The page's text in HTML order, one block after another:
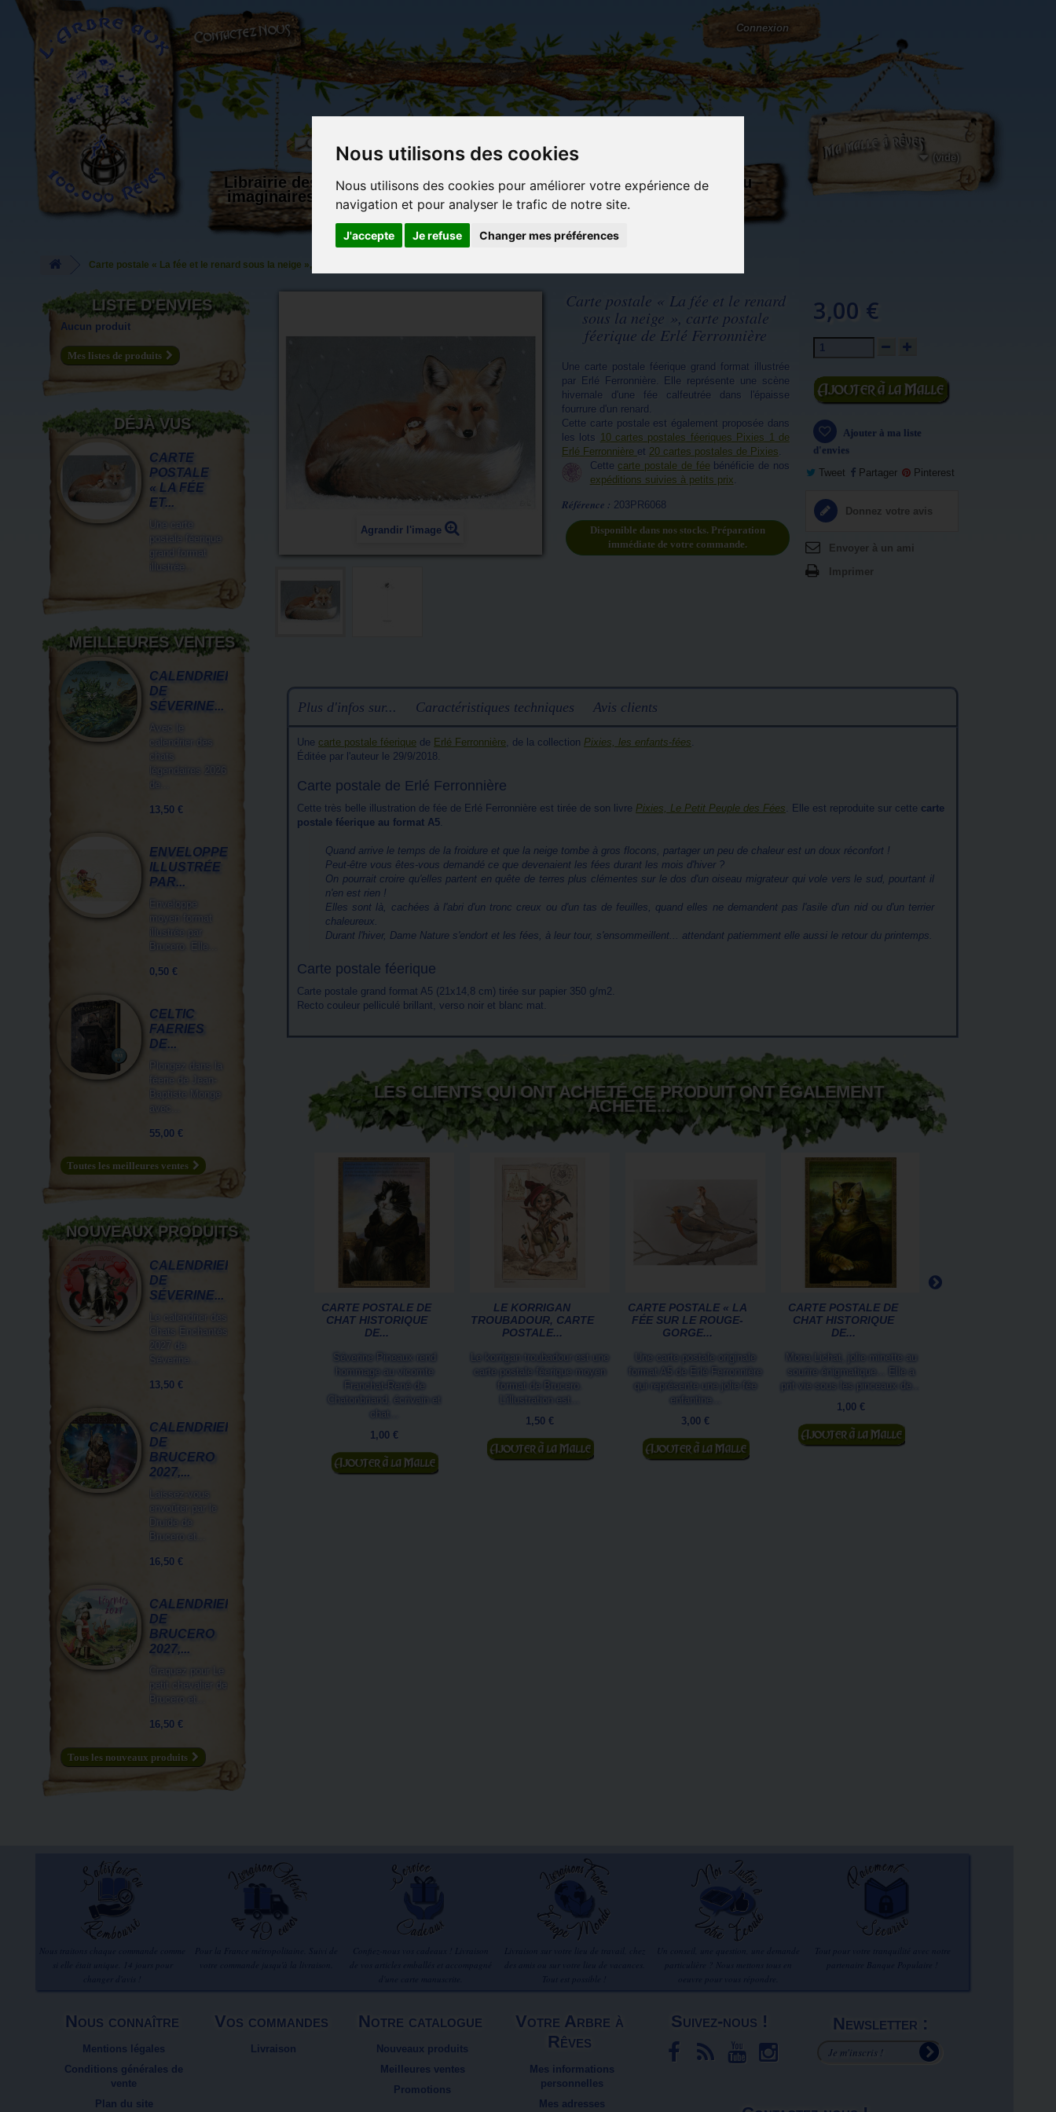
Nous utilisons des cookies
Nous utilisons des cookies pour améliorer votre expérience de
navigation et pour analyser le trafic de notre site.
J'accepte Je refuse Changer mes préférences
L'Arbre aux 100.000 Rêves
Connexion
(vide)
Librairie des
imaginaires
Carterie
papeterie
originale
Activités
manuelles,
détente et
Objets déco et
cadeaux
originaux
Du côté du
blog...
Carte postale « La fée et le renard sous la neige », carte postale féerique de Erlé Ferronnière
Agrandir l'image
Carte postale « La fée et le renard
sous la neige », carte postale
féerique de Erlé Ferronnière
Une carte postale féerique grand format illustrée
par Erlé Ferronnière. Elle représente une scène
hivernale d'une fée calfeutrée dans l'épaisse
fourrure d'un renard.
Cette carte postale est également proposée dans
les lots 10 cartes postales féeriques Pixies 1 de
Erlé Ferronnière et 20 cartes postales de Pixies.
Cette carte postale de féebénéficie de nos
expéditions suivies à petits prix.
Référence : 203PR6068
Disponible dans nos stocks. Préparation
immédiate de votre commande.
3,00 €
Ajouter au
panier
Ajouter à ma liste
d'envies
Tweet
Partager Pinterest
Donnez votre avis
Envoyer à un ami
Imprimer
Plus d'infos sur... Caractéristiques techniques Avis clients
Une carte postale féerique de Erlé Ferronnière , de la collection Pixies, les enfants-fées
Éditée par l'auteur le 29/9/2018.
Carte postale de Erlé Ferronnière
Cette très belle illustration de fée de Erlé Ferronnière est tirée de son livre Pixies, Le Petit Peuple des Fées . Elle est reproduite sur cette carte
postale féerique au format A5
Quand arrive le temps de la froidure et que la neige tombe à gros flocons, partager un peu de chaleur est un doux réconfort !
Peut-être vous êtes-vous demandé ce que devenaient les fées durant les mois d'hiver ?
On pourrait croire qu'elles partent en quête de terres plus clémentes sur le dos d'un oiseau migrateur qui vole vers le sud, pourtant il
n'en est rien !
Elles sont là, cachées à l'abri d'un tronc creux ou d'un tas de feuilles, quand elles ne demandent pas l'asile d'un nid ou d'un terrier
chaleureux.
Durant l'hiver, Dame Nature s'endort et les fées, à leur tour, s'ensommeillent... attendant patiemment elle aussi le retour du printemps.
Carte postale féerique
Carte postale grand format A5 (21x14,8 cm) tirée sur papier 350 g/m2.
Recto couleur pelliculé brillant, verso noir et blanc mat.
LES CLIENTS QUI ONT ACHETÉ CE PRODUIT ONT ÉGALEMENT
ACHETÉ...
CARTE POSTALE DE
CHAT HISTORIQUE
DE...
Séverine Pineaux rend
hommage au vicomte
Franchat-René de
Chatonbriand, écrivain et
chat...
1,00 €
Ajouter au panier
LE KORRIGAN
TROUBADOUR, CARTE
POSTALE...
Le korrigan troubadour est une
carte postale féerique moyen
format de Brucero.
L'illustration est...
1,50 €
Ajouter au panier
CARTE POSTALE « LA
FÉE SUR LE ROUGE-
GORGE...
Une carte postale originale
format A5 de Erlé Ferronnière
qui représente une jolie fée
enfantine...
3,00 €
Ajouter au panier
CARTE POSTALE DE
CHAT HISTORIQUE
DE...
Mona Lichat, jolie minette au
sourire énigmatique... Elle a
prit vie sous les pinceaux de...
1,00 €
Ajouter au panier
LISTE D'ENVIES
Aucun produit
Mes listes de produits
DÉJÀ VUS
CARTE
POSTALE
« LA FÉE
ET...
Une carte
postale féerique
grand format
illustrée...
MEILLEURES VENTES
CALENDRIER
DE
SÉVERINE...
Avec le
calendrier des
chats
légendaires 2026
de...
13,50 €
ENVELOPPE
ILLUSTRÉE
PAR...
Enveloppe
moyen format
illustrée par
Brucero. Elle...
0,50 €
CELTIC
FAERIES
DE...
Plongez dans la
féerie de Jean-
Baptiste Monge
avec...
55,00 €
Toutes les meilleures ventes
NOUVEAUX PRODUITS
CALENDRIER
DE
SÉVERINE...
Le calendrier des
Chats Enchantés
2027 de
Séverine...
13,50 €
CALENDRIER
DE
BRUCERO
2027,...
Laissez-vous
envoûter par le
Druide de
Brucero et...
16,50 €
CALENDRIER
DE
BRUCERO
2027,...
Craquez pour Le
petit chevalier de
Brucero et...
16,50 €
Tous les nouveaux produits
Nous connaître
Mentions légales
Conditions générales de
vente
Plan du site
Vos commandes
Livraison
Notre catalogue
Nouveaux produits
Meilleures ventes
Promotions
Votre Arbre à
Rêves
Mes informations
personnelles
Mes adresses
Suivez-nous ! Newsletter :